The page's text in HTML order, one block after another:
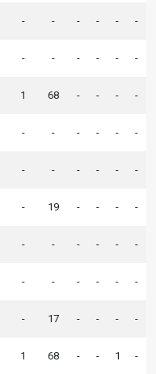
- - - - - -
- - - - - -
1 68 - - - -
- - - - - -
- - - - - -
- 19 - - - -
- - - - - -
- - - - - -
- 17 - - - -
1 68 - - 1 -